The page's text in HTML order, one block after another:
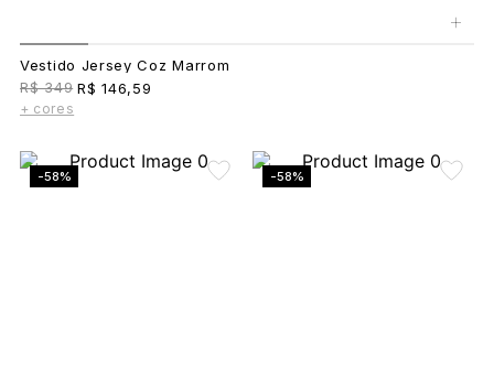
+
Vestido Jersey Coz Marrom
R$ 349 R$ 146,59
+ cores
-58% -58%